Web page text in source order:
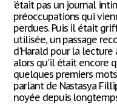
'était pas un journal
préoccupations qui
perdues. Puis il était
utilisée, un passage
d'Harald pour la lecture
alors qu'il était encore
quelques premiers
parlant de Nastasya
noyée depuis